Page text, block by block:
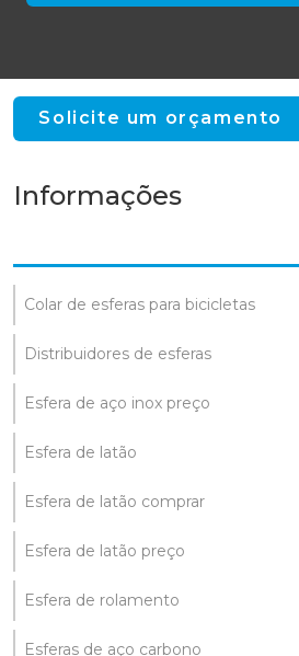
Solicite um orçamento
Informações
Colar de esferas para bicicletas
Distribuidores de esferas
Esfera de aço inox preço
Esfera de latão
Esfera de latão comprar
Esfera de latão preço
Esfera de rolamento
Esferas de aço carbono